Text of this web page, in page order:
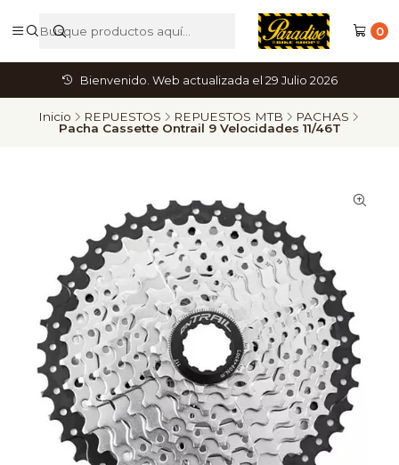
0
Bienvenido. Web actualizada el 29 Julio 2026
Inicio REPUESTOS REPUESTOS MTB
PACHAS
Pacha Cassette Ontrail 9 Velocidades 11/46T